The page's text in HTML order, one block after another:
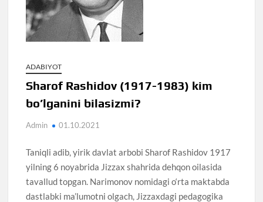
ADABIYOT
Sharof Rashidov (1917-1983) kim
bo’lganini bilasizmi?
Admin 01.10.2021
Taniqli adib, yirik davlat arbobi Sharof Rashidov 1917
yilning 6 noyabrida Jizzax shahrida dehqon oilasida
tavallud topgan. Narimonov nomidagi o‘rta maktabda
dastlabki ma’lumotni olgach, Jizzaxdagi pedagogika